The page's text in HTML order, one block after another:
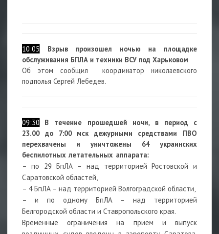
10:05
Взрыв произошел ночью на площадке
обслуживания БПЛА и техники ВСУ под Харьковом
Об этом сообщил координатор николаевского
подполья Сергей Лебедев.
09:30
В течение прошедшей ночи, в период с
23.00 до 7:00 мск дежурными средствами ПВО
перехвачены и уничтожены 64 украинских
беспилотных летательных аппарата:
– по 29 БпЛА – над территорией Ростовской и
Саратовской областей,
– 4 БпЛА – над территорией Волгоградской области,
– и по одному БпЛА – над территорией
Белгородской области и Ставропольского края.
Временные ограничения на прием и выпуск